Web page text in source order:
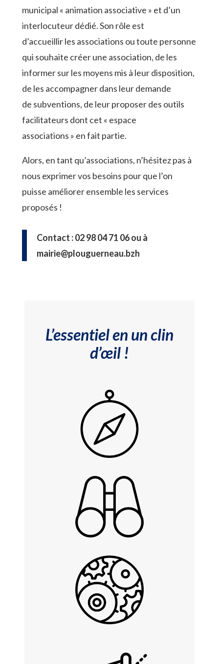
municipal « animation associative » et d’un
interlocuteur dédié. Son rôle est
d’accueillir les associations ou toute personne
qui souhaite créer une association, de les
informer sur les moyens mis à leur disposition,
de les accompagner dans leur demande
de subventions, de leur proposer des outils
facilitateurs dont cet « espace
associations » en fait partie.
Alors, en tant qu’associations, n’hésitez pas à
nous exprimer vos besoins pour que l’on
puisse améliorer ensemble les services
proposés !
Contact : 02 98 04 71 06 ou à
mairie@plouguerneau.bzh
L’essentiel en un clin
d’œil !